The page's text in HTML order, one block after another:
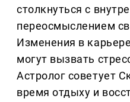
столкнуться с
переосмыслением
Изменения в
могут вызвать
Астролог советует
время отдыху и